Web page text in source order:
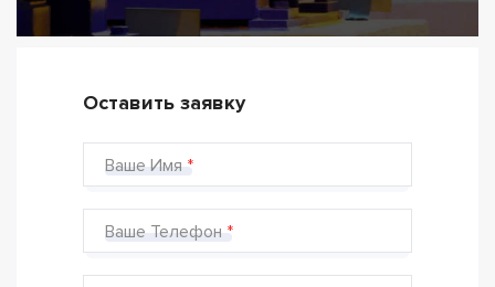
Оставить заявку
Ваше Имя
Ваше Телефон